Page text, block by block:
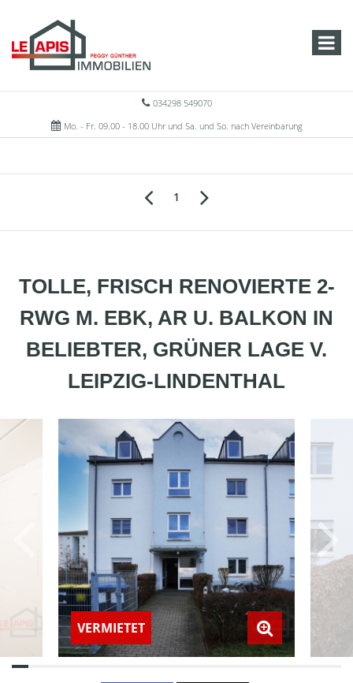
034298 549070
Mo. - Fr. 09.00 - 18.00 Uhr und Sa. und So. nach Vereinbarung
1
TOLLE, FRISCH RENOVIERTE 2-
RWG M. EBK, AR U. BALKON IN
BELIEBTER, GRÜNER LAGE V.
LEIPZIG-LINDENTHAL
VERMIETET